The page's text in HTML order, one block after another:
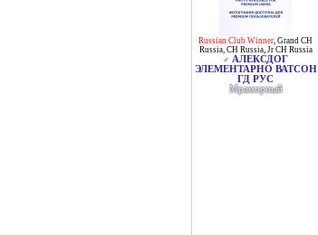
Russian Club Winner, Grand CH
Russia, CH Russia, Jr CH Russia
♂ АЛЕКСДОГ
ЭЛЕМЕНТАРНО ВАТСОН
ГД РУС
Мраморный